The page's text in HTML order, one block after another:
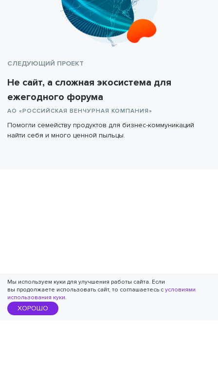
СЛЕДУЮЩИЙ ПРОЕКТ
Не сайт, а сложная экосистема для
ежегодного форума
АО «РОССИЙСКАЯ ВЕНЧУРНАЯ КОМПАНИЯ»
Помогли семейству продуктов для бизнес-коммуникаций
найти себя и много ценной пыльцы.
Мы используем куки для улучшения работы сайта. Если
вы продолжаете использовать сайт, то соглашаетесь с условиями
использования куки.
ХОРОШО